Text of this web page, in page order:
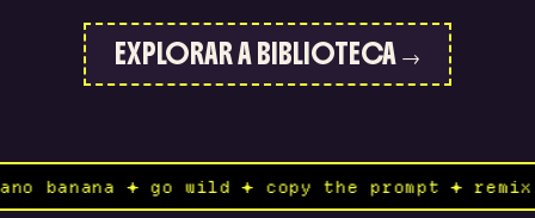
EXPLORAR A BIBLIOTECA →
banana ✦ go wild ✦ copy the prompt